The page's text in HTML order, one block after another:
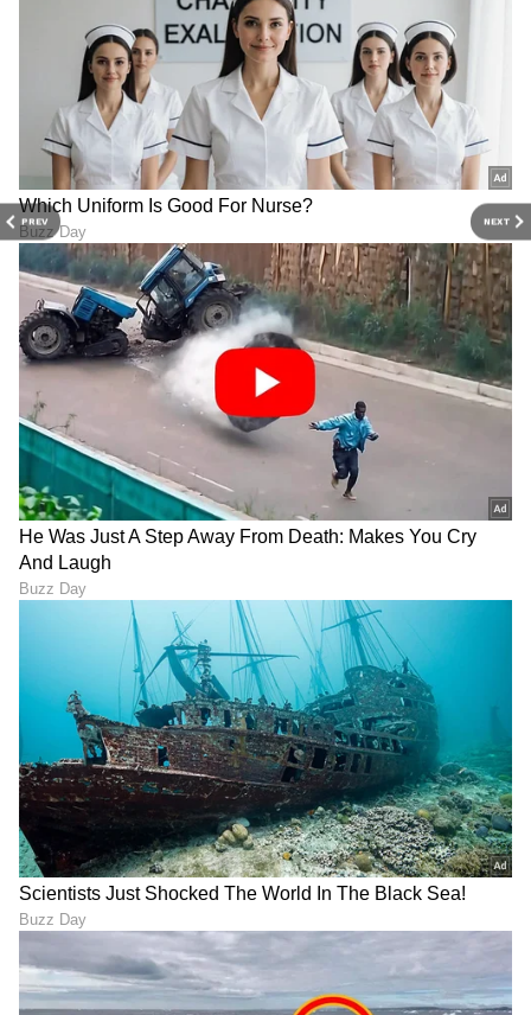
PREV NEXT
ಇಲೆಕ್ಟ್ರಾನಿಕ್ ಉಪಕರಣಗಳ ಬಳಕೆಯ ಸಂದರ್ಭದಲ್ಲಿ
ಎಚ್ಚರಿಕೆ ವಹಿಸಬೇಕು.